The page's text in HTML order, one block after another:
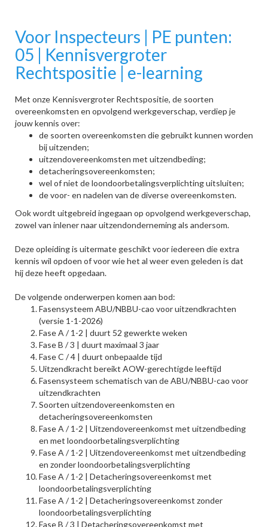
Voor Inspecteurs | PE punten:
05 | Kennisvergroter
Rechtspositie | e-learning
Met onze Kennisvergroter Rechtspositie, de soorten
overeenkomsten en opvolgend werkgeverschap, verdiep je
jouw kennis over:
de soorten overeenkomsten die gebruikt kunnen worden
bij uitzenden;
uitzendovereenkomsten met uitzendbeding;
detacheringsovereenkomsten;
wel of niet de loondoorbetalingsverplichting uitsluiten;
de voor- en nadelen van de diverse overeenkomsten.
Ook wordt uitgebreid ingegaan op opvolgend werkgeverschap,
zowel van inlener naar uitzendonderneming als andersom.
Deze opleiding is uitermate geschikt voor iedereen die extra
kennis wil opdoen of voor wie het al weer even geleden is dat
hij deze heeft opgedaan.
De volgende onderwerpen komen aan bod:
Fasensysteem ABU/NBBU-cao voor uitzendkrachten
(versie 1-1-2026)
Fase A / 1-2 | duurt 52 gewerkte weken
Fase B / 3 | duurt maximaal 3 jaar
Fase C / 4 | duurt onbepaalde tijd
Uitzendkracht bereikt AOW-gerechtigde leeftijd
Fasensysteem schematisch van de ABU/NBBU-cao voor
uitzendkrachten
Soorten uitzendovereenkomsten en
detacheringsovereenkomsten
Fase A / 1-2 | Uitzendovereenkomst met uitzendbeding
en met loondoorbetalingsverplichting
Fase A / 1-2 | Uitzendovereenkomst met uitzendbeding
en zonder loondoorbetalingsverplichting
Fase A / 1-2 | Detacheringsovereenkomst met
loondoorbetalingsverplichting
Fase A / 1-2 | Detacheringsovereenkomst zonder
loondoorbetalingsverplichting
Fase B / 3 | Detacheringsovereenkomst met